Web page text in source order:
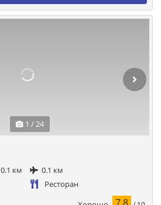
1 / 24
0.1 км
0.1 км
Ресторан
7.8